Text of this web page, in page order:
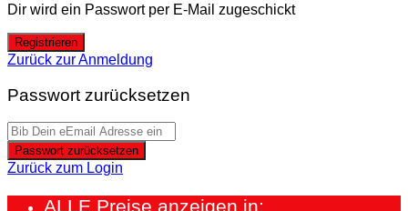
Dir wird ein Passwort per E-Mail zugeschickt
Registrieren
Zurück zur Anmeldung
Passwort zurücksetzen
Passwort zurücksetzen
Zurück zum Login
ALLE Preise anzeigen in: